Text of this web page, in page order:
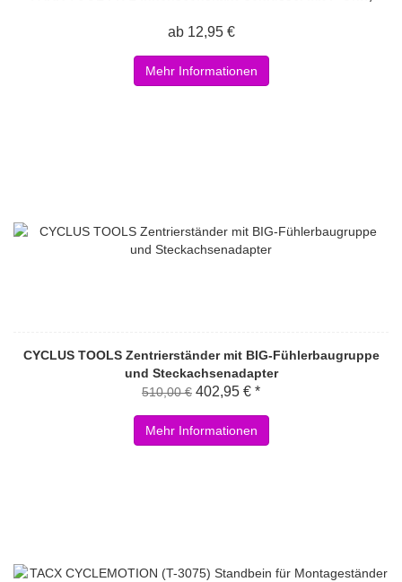
ab 12,95 €
Mehr Informationen
CYCLUS TOOLS Zentrierständer mit BIG-Fühlerbaugruppe
und Steckachsenadapter
510,00 € 402,95 € *
Mehr Informationen